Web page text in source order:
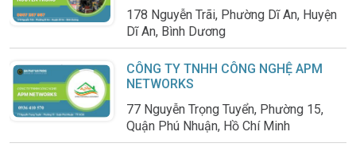
178 Nguyễn Trãi, Phường Dĩ An, Huyện
Dĩ An, Bình Dương
CÔNG TY TNHH CÔNG NGHỆ APM
NETWORKS
77 Nguyễn Trọng Tuyển, Phường 15,
Quận Phú Nhuận, Hồ Chí Minh